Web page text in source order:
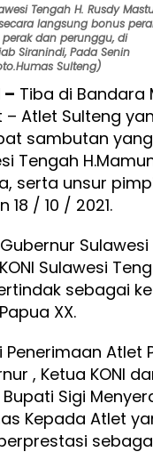
Tengah H. Rusdy
langsung bonus
dan perunggu, di
Siranindi, Pada Senin
Sulteng)
Tiba di Bandara
Atlet Sulteng
sambutan
Tengah
serta unsur
18 / 10 / 2021.
Sulawesi
Sulawesi
sebagai
XX.
Atlet
, Ketua KONI
Sigi
Kepada Atlet